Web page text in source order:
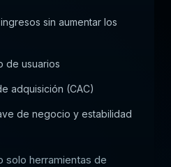
sin aumentar los
de usuarios
adquisición (CAC)
de negocio y estabilidad
solo herramientas de